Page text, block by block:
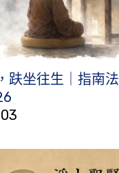
趺坐往生｜指南